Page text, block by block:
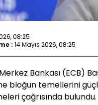
08:25
: 14 Mayıs 2026, 08:25
Bankası (ECB)
bloğun temellerini
çağrısında bulundu.